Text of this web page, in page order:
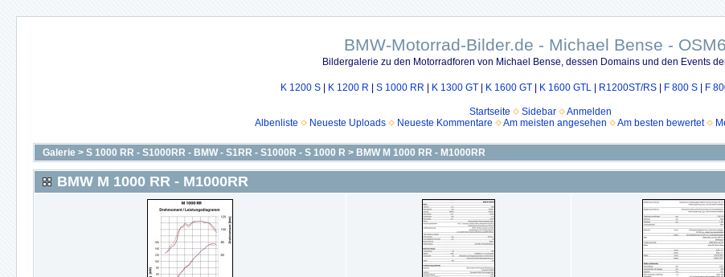
BMW-Motorrad-Bilder.de - Michael Bense -
Bildergalerie zu den Motorradforen von Michael Bense, dessen Domains und den Events
K 1200 S K 1200 R S 1000 RR K 1300 GT K 1600 GT K 1600 GTL R1200ST/RS F 800 S F
Startseite Sidebar
Anmelden
Albenliste
Neueste Uploads Neueste Kommentare Am meisten angesehen Am besten bewertet
Galerie > S 1000 RR - S1000RR - BMW - S1RR - S1000R - S 1000 R > BMW M 1000 RR - M1000RR
BMW M 1000 RR - M1000RR